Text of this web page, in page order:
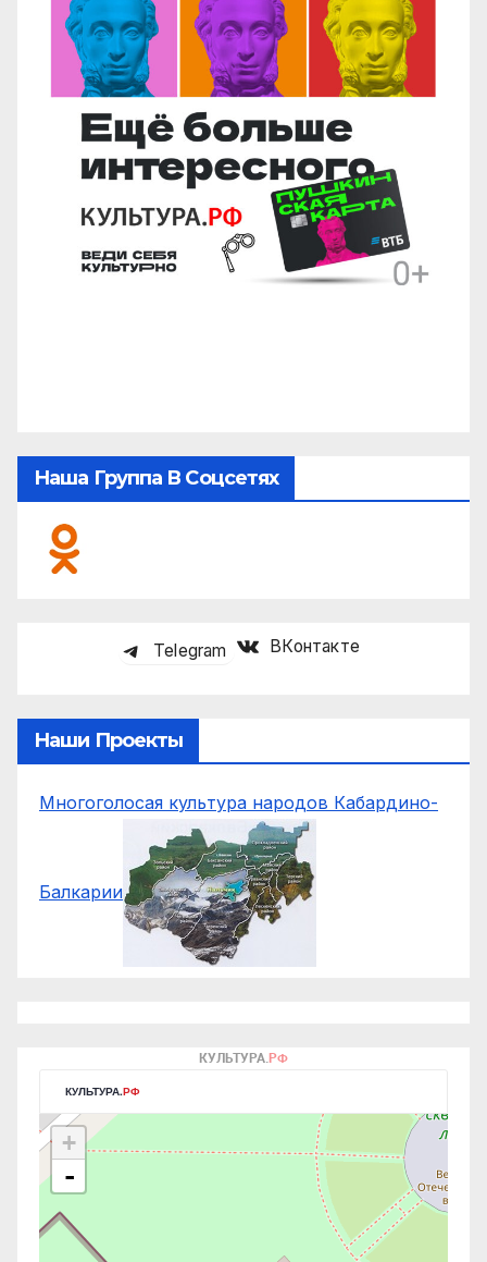
Наша Группа В Соцсетях
Telegram ВКонтакте
Наши Проекты
Многоголосая культура народов Кабардино-
Балкарии